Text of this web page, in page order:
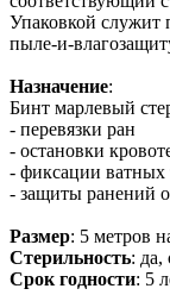
Упаковкой служит
пыле-и-
Назначение:
Бинт марлевый
- перевязки ран
- остановки
- фиксации ватных
- защиты ранений
Размер: 5 метров
Стерильность: да,
Срок годности: 5